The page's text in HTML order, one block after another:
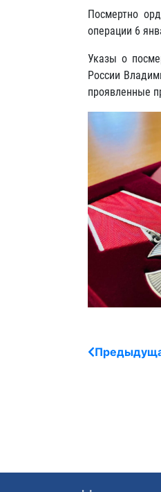
Посмертно
операции 6
Указы о
России
проявленные